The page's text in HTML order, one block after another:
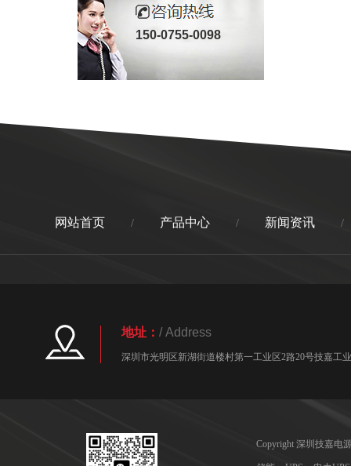
150-0755-0098
网站首页 / 产品中心 / 新闻资讯 /
地址： / Address
深圳市光明区新湖街道楼村第一工业区2路20号技嘉工
Copyright 深圳技嘉电